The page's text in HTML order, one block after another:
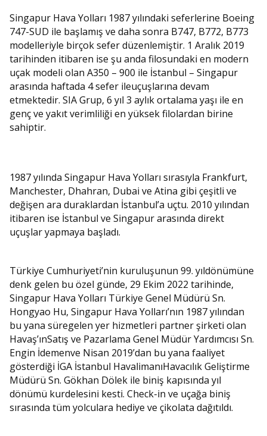
Singapur Hava Yolları 1987 yılındaki seferlerine Boeing
747-SUD ile başlamış ve daha sonra B747, B772, B773
modelleriyle birçok sefer düzenlemiştir. 1 Aralık 2019
tarihinden itibaren ise şu anda filosundaki en modern
uçak modeli olan A350 – 900 ile İstanbul – Singapur
arasında haftada 4 sefer ileuçuşlarına devam
etmektedir. SIA Grup, 6 yıl 3 aylık ortalama yaşı ile en
genç ve yakıt verimliliği en yüksek filolardan birine
sahiptir.
1987 yılında Singapur Hava Yolları sırasıyla Frankfurt,
Manchester, Dhahran, Dubai ve Atina gibi çeşitli ve
değişen ara duraklardan İstanbul’a uçtu. 2010 yılından
itibaren ise İstanbul ve Singapur arasında direkt
uçuşlar yapmaya başladı.
Türkiye Cumhuriyeti’nin kuruluşunun 99. yıldönümüne
denk gelen bu özel günde, 29 Ekim 2022 tarihinde,
Singapur Hava Yolları Türkiye Genel Müdürü Sn.
Hongyao Hu, Singapur Hava Yolları’nın 1987 yılından
bu yana süregelen yer hizmetleri partner şirketi olan
Havaş’ınSatış ve Pazarlama Genel Müdür Yardımcısı Sn.
Engin İdemenve Nisan 2019’dan bu yana faaliyet
gösterdiği İGA İstanbul HavalimanıHavacılık Geliştirme
Müdürü Sn. Gökhan Dölek ile biniş kapısında yıl
dönümü kurdelesini kesti. Check-in ve uçağa biniş
sırasında tüm yolculara hediye ve çikolata dağıtıldı.